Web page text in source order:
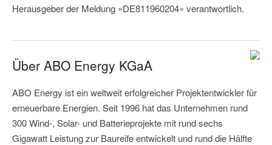
Herausgeber der Meldung »DE811960204« verantwortlich.
Über ABO Energy KGaA
ABO Energy ist ein weltweit erfolgreicher Projektentwickler für
erneuerbare Energien. Seit 1996 hat das Unternehmen rund
300 Wind-, Solar- und Batterieprojekte mit rund sechs
Gigawatt Leistung zur Baureife entwickelt und rund die Hälfte